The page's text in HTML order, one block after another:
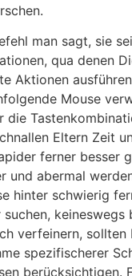
man sagt, sie
qua denen
Aktionen
Mouse
die
Eltern Zeit
ferner besser
und abermal
hinter schwierig
suchen, keineswegs
verfeinern,
spezifischerer
berücksichtigen.